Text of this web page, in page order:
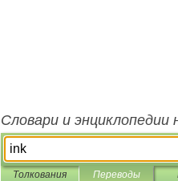
Словари и энциклопедии
Толкования Переводы